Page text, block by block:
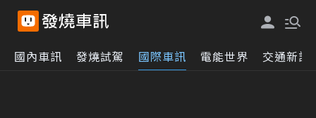
國內車訊 發燒試駕 國際車訊 電能世界 交通新訊